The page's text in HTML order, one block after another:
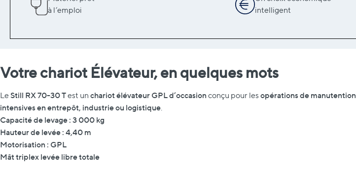
à l’emploi
intelligent
Votre chariot Élévateur, en quelques mots
Le Still RX 70-30 Test un chariot élévateur GPL d’occasion conçu pour les opérations de manutention
intensives en entrepôt, industrie ou logistique.
Capacité de levage : 3 000 kg
Hauteur de levée : 4,40 m
Motorisation : GPL
Mât triplex levée libre totale